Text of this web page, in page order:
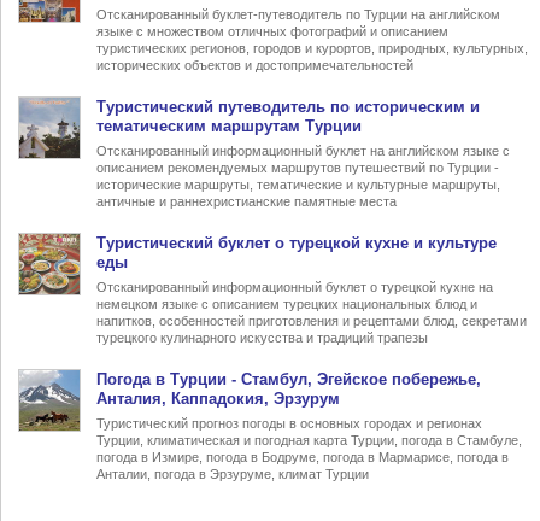
Отсканированный буклет-путеводитель по Турции на английском
языке с множеством отличных фотографий и описанием
туристических регионов, городов и курортов, природных, культурных,
исторических объектов и достопримечательностей
Туристический путеводитель по историческим и
тематическим маршрутам Турции
Отсканированный информационный буклет на английском языке с
описанием рекомендуемых маршрутов путешествий по Турции -
исторические маршруты, тематические и культурные маршруты,
античные и раннехристианские памятные места
Туристический буклет о турецкой кухнеи культуре
еды
Отсканированный информационный буклет о турецкой кухне на
немецком языке с описанием турецких национальных блюд и
напитков, особенностей приготовления и рецептами блюд, секретами
турецкого кулинарного искусства и традиций трапезы
Погода в Турции - Стамбул, Эгейское побережье,
Анталия, Каппадокия, Эрзурум
Туристический прогноз погоды в основных городах и регионах
Турции, климатическая и погодная карта Турции, погода в Стамбуле,
погода в Измире, погода в Бодруме, погода в Мармарисе, погода в
Анталии, погода в Эрзуруме, климат Турции